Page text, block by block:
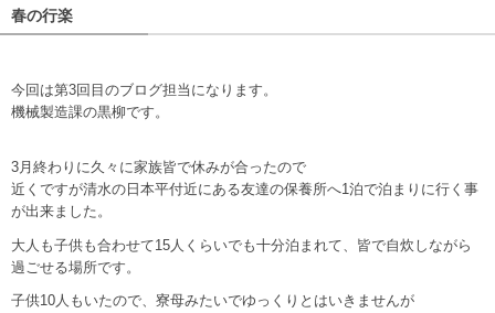
春の行楽
今回は第3回目のブログ担当になります。
機械製造課の黒柳です。
3月終わりに久々に家族皆で休みが合ったので
近くですが清水の日本平付近にある友達の保養所へ1泊で泊まりに行く事
が出来ました。
大人も子供も合わせて15人くらいでも十分泊まれて、皆で自炊しながら
過ごせる場所です。
子供10人もいたので、寮母みたいでゆっくりとはいきませんが